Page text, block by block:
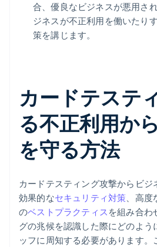
合、優良なビジネスが悪用さ
ジネスが不正利用を働いたり
策を講じます。
カードテステ
る不正利用か
を守る方法
カードテスティング攻撃からビジ
効果的なセキュリティ対策、高度
のベストプラクティス を組み合わ
グの兆候を認識した際にどのよう
ッフに周知する必要があります。